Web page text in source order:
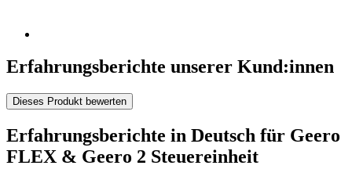
Erfahrungsberichte unserer Kund:innen
Dieses Produkt bewerten
Erfahrungsberichte in Deutsch für Geero
FLEX & Geero 2 Steuereinheit